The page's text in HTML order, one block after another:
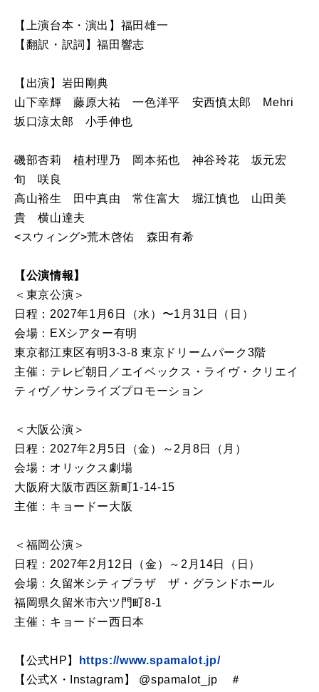
【上演台本・演出】福田雄一
【翻訳・訳詞】福田響志
【出演】岩田剛典
山下幸輝 藤原大祐 一色洋平 安西慎太郎 Mehri
坂口涼太郎 小手伸也
磯部杏莉 植村理乃 岡本拓也 神谷玲花 坂元宏
旬 咲良
高山裕生 田中真由 常住富大 堀江慎也 山田美
貴 横山達夫
<スウィング>荒木啓佑 森田有希
【公演情報】
＜東京公演＞
日程：2027年1⽉6⽇（水）〜1⽉31⽇（日）
会場：EXシアター有明
東京都江東区有明3-3-8 東京ドリームパーク3階
主催：テレビ朝日／エイベックス・ライヴ・クリエイ
ティヴ／サンライズプロモーション
＜大阪公演＞
日程：2027年2月5日（金）～2月8日（月）
会場：オリックス劇場
大阪府大阪市西区新町1-14-15
主催：キョードー大阪
＜福岡公演＞
日程：2027年2月12日（金）～2月14日（日）
会場：久留米シティプラザ ザ・グランドホール
福岡県久留米市六ツ門町8-1
主催：キョードー西日本
【公式HP】
https://www.spamalot.jp/
【公式X・Instagram】 @spamalot_jp ＃